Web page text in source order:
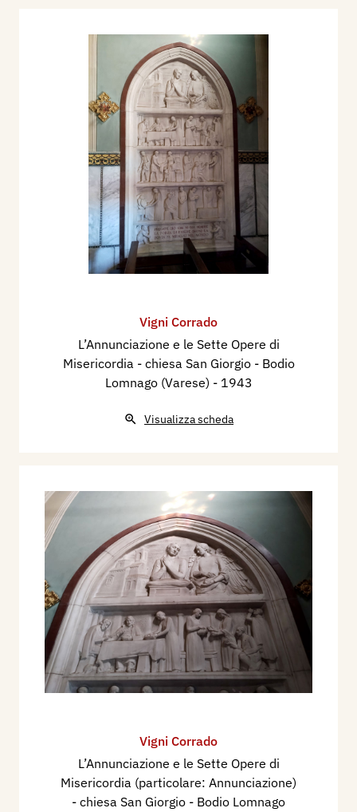
Vigni Corrado
L’Annunciazione e le Sette Opere di
Misericordia - chiesa San Giorgio - Bodio
Lomnago (Varese) - 1943
Visualizza scheda
Vigni Corrado
L’Annunciazione e le Sette Opere di
Misericordia (particolare: Annunciazione)
- chiesa San Giorgio - Bodio Lomnago